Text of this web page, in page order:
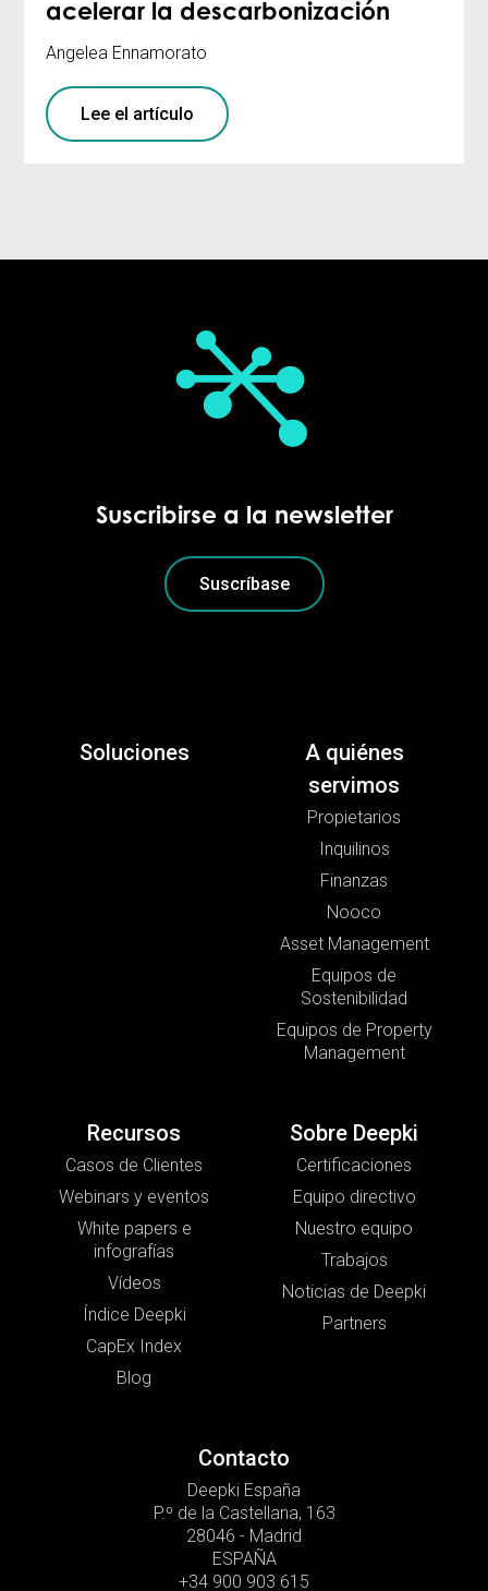
acelerar la descarbonización
Angelea Ennamorato
Lee el artículo
Suscribirse a la newsletter
Suscríbase
Soluciones
A quiénes
servimos
Propietarios
Inquilinos
Finanzas
Nooco
Asset Management
Equipos de
Sostenibilidad
Equipos de Property
Management
Recursos
Casos de Clientes
Webinars y eventos
White papers e
infografías
Vídeos
Índice Deepki
CapEx Index
Blog
Sobre Deepki
Certificaciones
Equipo directivo
Nuestro equipo
Trabajos
Noticias de Deepki
Partners
Contacto
Deepki España
P.º de la Castellana, 163
28046 - Madrid
ESPAÑA
+34 900 903 615